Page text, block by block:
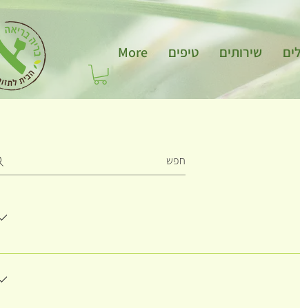
שירותים טיפים More
טבעית והדרכה לבריאות הנפש. בנוסף, בריה בריאה דואגת להעשיר
בצעדים קטנים, השתתפו בסדנאות, בהרצאות, עשו טיפולי נשימה/דיקור